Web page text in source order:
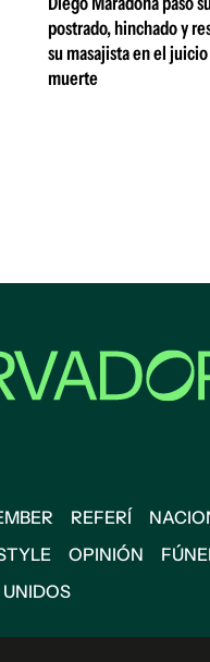
postrado, hinchado y
su masajista en el
muerte
REFERÍ
OPINIÓN
UNIDOS